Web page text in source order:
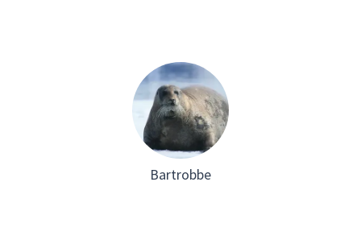
Bartrobbe